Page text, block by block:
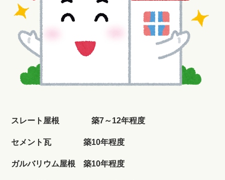
スレート屋根 築7～12年程度
セメント瓦 築10年程度
ガルバリウム屋根 築10年程度